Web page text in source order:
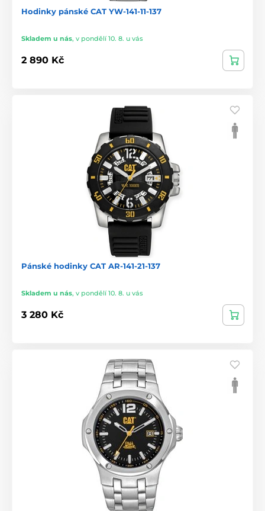
Hodinky pánské CAT YW-141-11-137
Skladem u nás, v pondělí 10. 8. u vás
2 890 Kč
Pánské hodinky CAT AR-141-21-137
Skladem u nás, v pondělí 10. 8. u vás
3 280 Kč